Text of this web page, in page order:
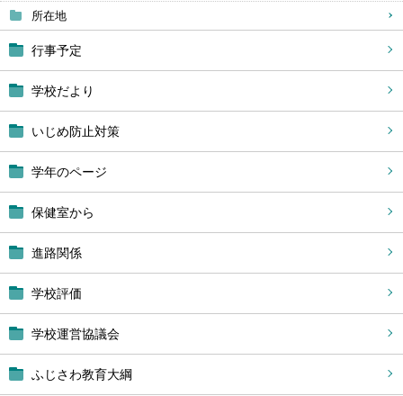
所在地
行事予定
学校だより
いじめ防止対策
学年のページ
保健室から
進路関係
学校評価
学校運営協議会
ふじさわ教育大綱